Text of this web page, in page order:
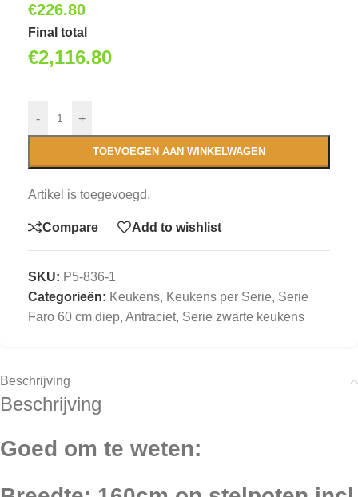
€226.80
Final total
€2,116.80
- +
TOEVOEGEN AAN WINKELWAGEN
Artikel is toegevoegd.
Compare Add to wishlist
SKU: P5-836-1
Categorieën: Keukens, Keukens per Serie, Serie
Faro 60 cm diep, Antraciet, Serie zwarte keukens
Beschrijving
Beschrijving
Goed om te weten: